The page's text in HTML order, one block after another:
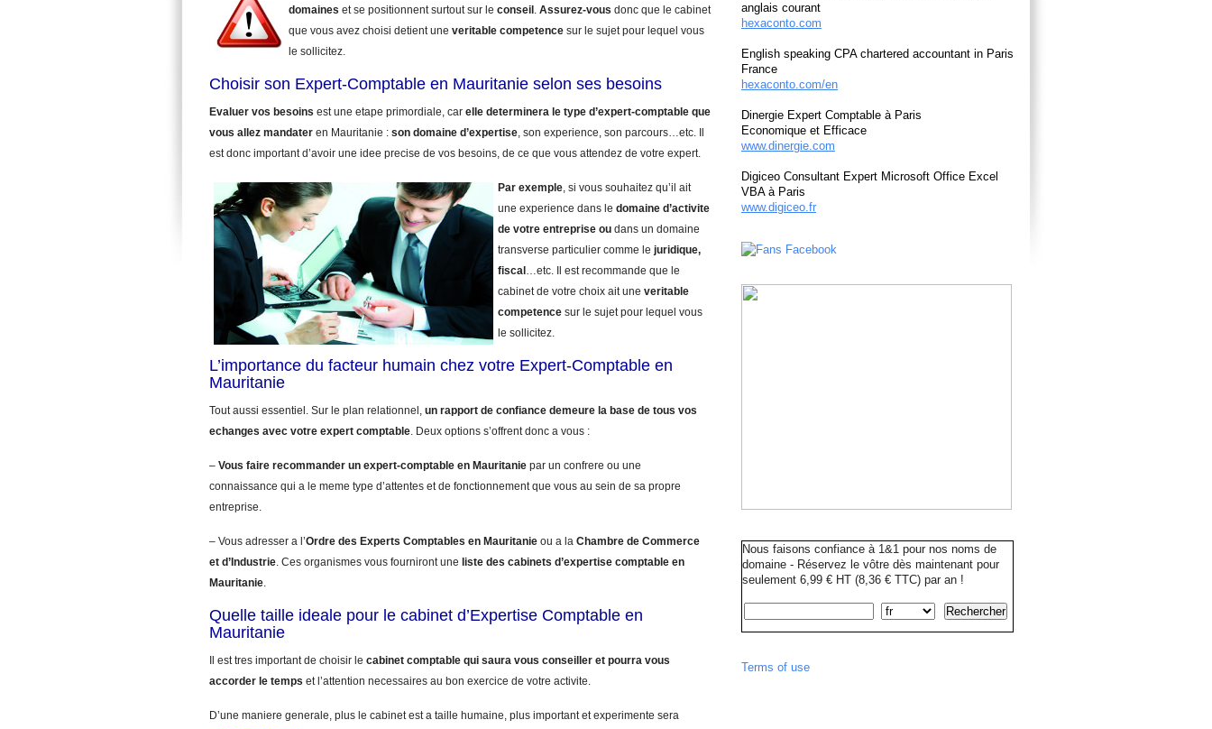
domaines et se positionnent surtout sur le conseil . Assurez-vous donc que le cabinet
que vous avez choisi detient une veritable competence sur le sujet pour lequel vous
le sollicitez.
Choisir son Expert-Comptable en Mauritanie selon ses besoins
Evaluer vos besoins est une etape primordiale, car elle determinera le type d’expert-comptable que
vous allez mandater en Mauritanie : son domaine d’expertise, son experience, son parcours…etc. Il
est donc important d’avoir une idee precise de vos besoins, de ce que vous attendez de votre expert.
Par exemple, si vous souhaitez qu’il ait
une experience dans le domaine d’activite
de votre entreprise ou dans un domaine
transverse particulier comme le juridique,
fiscal …etc. Il est recommande que le
cabinet de votre choix ait une veritable
competence sur le sujet pour lequel vous
le sollicitez.
L’importance du facteur humain chez votre Expert-Comptable en
Mauritanie
Tout aussi essentiel. Sur le plan relationnel, un rapport de confiance demeure la base de tous vos
echanges avec votre expert comptable. Deux options s’offrent donc a vous :
– Vous faire recommander un expert-comptable en Mauritanie par un confrere ou une
connaissance qui a le meme type d’attentes et de fonctionnement que vous au sein de sa propre
entreprise.
– Vous adresser a l’Ordre des Experts Comptables en Mauritanie ou a la Chambre de Commerce
et d’Industrie. Ces organismes vous fourniront une liste des cabinets d’expertise comptable en
Mauritanie.
Quelle taille ideale pour le cabinet d’Expertise Comptable en
Mauritanie
Il est tres important de choisir le cabinet comptable qui saura vous conseiller et pourra vous
accorder le temps et l’attention necessaires au bon exercice de votre activite.
D’une maniere generale, plus le cabinet est a taille humaine, plus important et experimente sera
anglais courant
hexaconto.com
English speaking CPA chartered accountant in Paris
France
hexaconto.com/en
Dinergie Expert Comptable à Paris
Economique et Efficace
www.dinergie.com
Digiceo Consultant Expert Microsoft Office Excel
VBA à Paris
www.digiceo.fr
Nous faisons confiance à 1&1 pour nos noms de
domaine - Réservez le vôtre dès maintenant pour
seulement 6,99 € HT (8,36 € TTC) par an !
Terms of use